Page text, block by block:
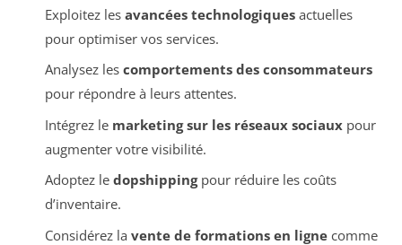
Exploitez les avancées technologiquesactuelles
pour optimiser vos services.
Analysez les comportements des consommateurs
pour répondre à leurs attentes.
Intégrez le marketing sur les réseaux sociauxpour
augmenter votre visibilité.
Adoptez le dopshippingpour réduire les coûts
d’inventaire.
Considérez la vente de formations en lignecomme